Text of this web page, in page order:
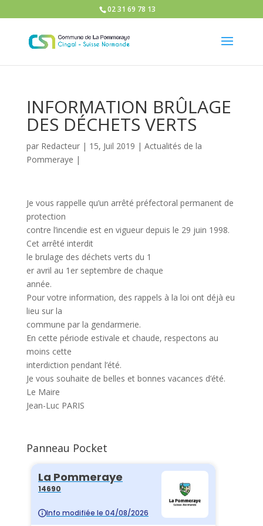
02 31 69 78 13
INFORMATION BRÛLAGE
DES DÉCHETS VERTS
par Redacteur| 15, Juil 2019 | Actualités de la
Pommeraye |
Je vous rappelle qu’un arrêté préfectoral permanent de
protection
contre l’incendie est en vigueur depuis le 29 juin 1998.
Cet arrêté interdit
le brulage des déchets verts du 1
er avril au 1er septembre de chaque
année.
Pour votre information, des rappels à la loi ont déjà eu
lieu sur la
commune par la gendarmerie.
En cette période estivale et chaude, respectons au
moins cette
interdiction pendant l’été.
Je vous souhaite de belles et bonnes vacances d’été.
Le Maire
Jean-Luc PARIS
Panneau Pocket